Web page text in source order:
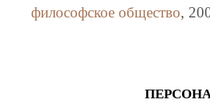
философское общество,
ПЕРСОНА